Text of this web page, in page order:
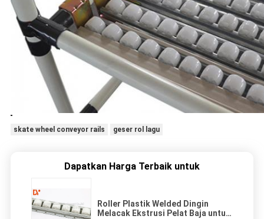
skate wheel conveyor rails geser rol lagu
Dapatkan Harga Terbaik untuk
Roller Plastik Welded Dingin
Melacak Ekstrusi Pelat Baja untuk